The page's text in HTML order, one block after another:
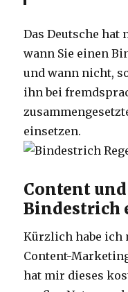
Das Deutsche hat
wann Sie einen
und wann nicht,
ihn bei
einsetzen.
Content
Bindestrich
Kürzlich habe ich
Content-
hat mir dieses